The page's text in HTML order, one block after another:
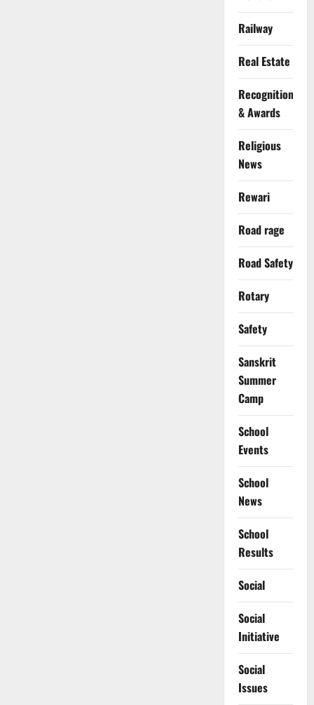
Railway
Real Estate
Recognition
& Awards
Religious
News
Rewari
Road rage
Road Safety
Rotary
Safety
Sanskrit
Summer
Camp
School
Events
School
News
School
Results
Social
Social
Initiative
Social
Issues